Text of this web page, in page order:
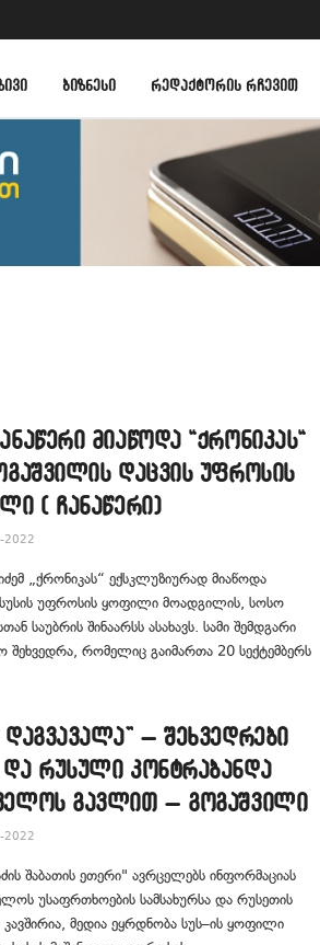
ᲑᲘᲖᲜᲔᲡᲘ ᲠᲔᲓᲐᲥᲢᲝᲠᲘᲡ ᲠᲩᲔᲕᲘᲗ
მიაწოდა “ქრონიკას“
დაცვის უფროსის
( ჩანაწერი)
2022
„ქრონიკას“ ექსკლუზიურად მიაწოდა
უფროსის ყოფილი მოადგილის, სოსო
საუბრის შინაარსს ასახავს. სამი შემდგარი
შეხვედრა, რომელიც გაიმართა 20 სექტემბერს
დაგვავალა” – შეხვედრები
რუსული კონტრაბანდა
გავლით – გოგაშვილი
2022
შაბათის ეთერი" ავრცელებს ინფორმაციას
უსაფრთხოების სამსახურსა და რუსეთის
მედია ეყრდნობა სუს–ის ყოფილი